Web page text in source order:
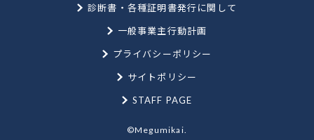
診断書・各種証明書発行に関して
一般事業主行動計画
プライバシーポリシー
サイトポリシー
STAFF PAGE
©Megumikai.